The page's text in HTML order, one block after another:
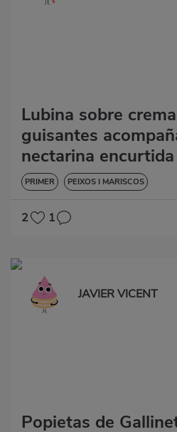
Lubina sobre
guisantes
nectarina encurtida
PRIMER PEIXOS I MARISCOS
2 1
JAVIER VICENT
Popietas de